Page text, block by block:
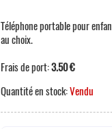
Téléphone portable pour
au choix.
Frais de port:3.50 €
Quantité en stock:Vendu